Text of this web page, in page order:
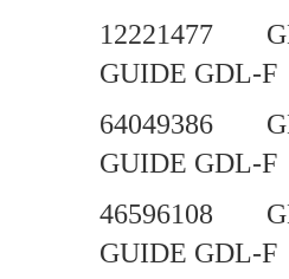
12221477
GUIDE
64049386
GUIDE
46596108
GUIDE GDL-F